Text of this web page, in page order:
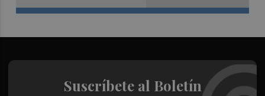
Suscríbete al Boletín